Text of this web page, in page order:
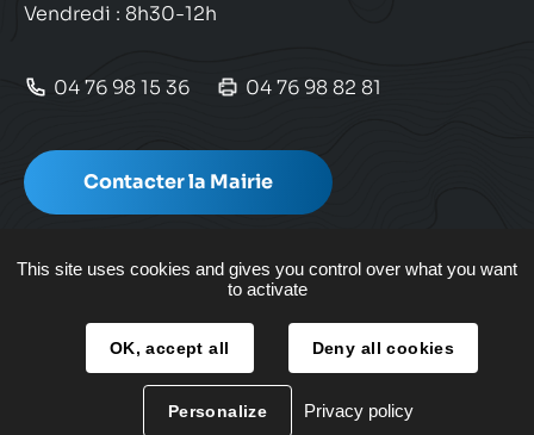
Vendredi : 8h30-12h
04 76 98 15 36 04 76 98 82 81
Contacter la Mairie
Plan de site
Mentions légales
FacebookInstagram
TwitterYoutube
This site uses cookies and gives you control over what you want
to activate
OK, accept all Deny all cookies
Personalize Privacy policy